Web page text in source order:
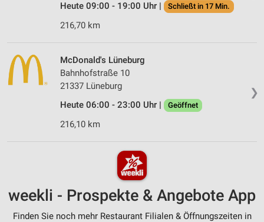
Heute 09:00 - 19:00 Uhr |
Schließt in 17 Min.
216,70 km
❯
McDonald's Lüneburg
Bahnhofstraße 10
21337 Lüneburg
Heute 06:00 - 23:00 Uhr |
Geöffnet
216,10 km
weekli - Prospekte & Angebote App
Finden Sie noch mehr Restaurant Filialen & Öffnungszeiten in